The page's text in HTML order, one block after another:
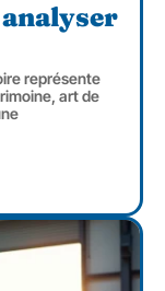
représente
art de